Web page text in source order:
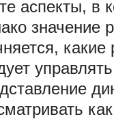
аспекты, в
значение